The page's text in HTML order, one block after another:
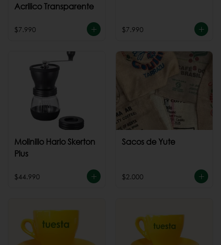
Acrilico Transparente
$7.990 $7.990
Molinillo Hario Skerton
Plus
$44.990
Sacos de Yute
$2.000